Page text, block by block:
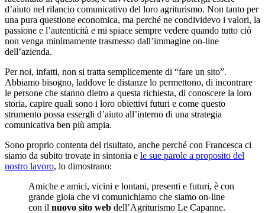
d’aiuto nel rilancio comunicativo del loro agriturismo. Non tanto per
una pura questione economica, ma perché ne condividevo i valori, la
passione e l’autenticità e mi spiace sempre vedere quando tutto ciò
non venga minimamente trasmesso dall’immagine on-line
dell’azienda.
Per noi, infatti, non si tratta semplicemente di “fare un sito”.
Abbiamo bisogno, laddove le distanze lo permettono, di incontrare
le persone che stanno dietro a questa richiesta, di conoscere la loro
storia, capire quali sono i loro obiettivi futuri e come questo
strumento possa essergli d’aiuto all’interno di una strategia
comunicativa ben più ampia.
Sono proprio contenta del risultato, anche perché con Francesca ci
siamo da subito trovate in sintonia e le sue parole a proposito del
nostro lavoro, lo dimostrano:
Amiche e amici, vicini e lontani, presenti e futuri, è con
grande gioia che vi comunichiamo che siamo on-line
con il nuovo sito web dell’Agriturismo Le Capanne.